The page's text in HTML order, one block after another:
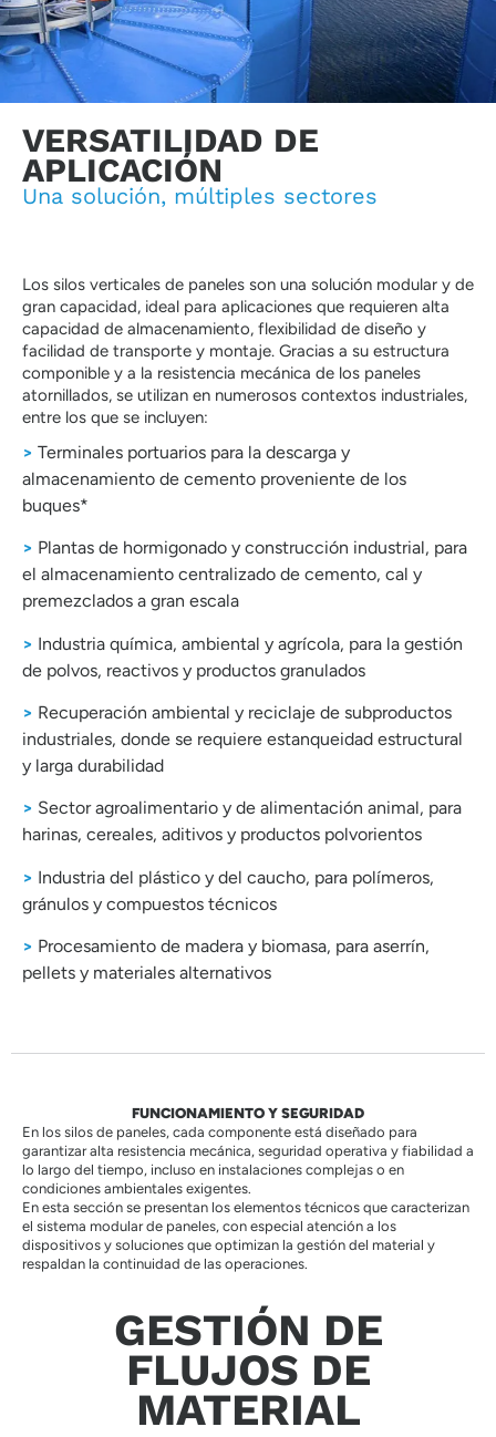
VERSATILIDAD DE
APLICACIÓN
Una solución, múltiples sectores
Los silos verticales de paneles son una solución modular y de
gran capacidad, ideal para aplicaciones que requieren alta
capacidad de almacenamiento, flexibilidad de diseño y
facilidad de transporte y montaje. Gracias a su estructura
componible y a la resistencia mecánica de los paneles
atornillados, se utilizan en numerosos contextos industriales,
entre los que se incluyen:
> Terminales portuarios para la descarga y
almacenamiento de cemento proveniente de los
buques*
> Plantas de hormigonado y construcción industrial, para
el almacenamiento centralizado de cemento, cal y
premezclados a gran escala
> Industria química, ambiental y agrícola, para la gestión
de polvos, reactivos y productos granulados
> Recuperación ambiental y reciclaje de subproductos
industriales, donde se requiere estanqueidad estructural
y larga durabilidad
> Sector agroalimentario y de alimentación animal, para
harinas, cereales, aditivos y productos polvorientos
> Industria del plástico y del caucho, para polímeros,
gránulos y compuestos técnicos
> Procesamiento de madera y biomasa, para aserrín,
pellets y materiales alternativos
FUNCIONAMIENTO Y SEGURIDAD
En los silos de paneles, cada componente está diseñado para
garantizar alta resistencia mecánica, seguridad operativa y fiabilidad a
lo largo del tiempo, incluso en instalaciones complejas o en
condiciones ambientales exigentes.
En esta sección se presentan los elementos técnicos que caracterizan
el sistema modular de paneles, con especial atención a los
dispositivos y soluciones que optimizan la gestión del material y
respaldan la continuidad de las operaciones.
GESTIÓN DE
FLUJOS DE
MATERIAL